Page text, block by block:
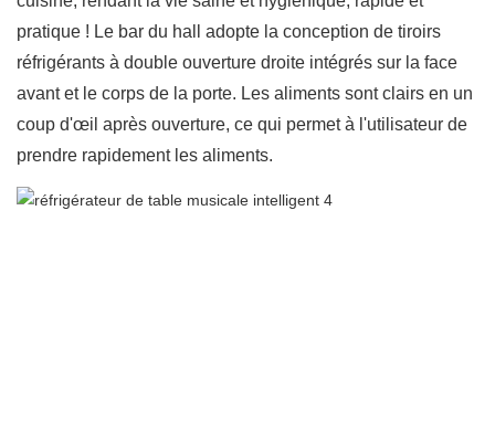
pratique ! Le bar du hall adopte la conception de tiroirs
réfrigérants à double ouverture droite intégrés sur la face
avant et le corps de la porte. Les aliments sont clairs en un
coup d'œil après ouverture, ce qui permet à l'utilisateur de
prendre rapidement les aliments.